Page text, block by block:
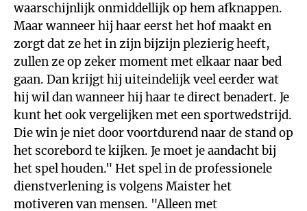
waarschijnlijk onmiddellijk op hem afknappen.
Maar wanneer hij haar eerst het hof maakt en
zorgt dat ze het in zijn bijzijn plezierig heeft,
zullen ze op zeker moment met elkaar naar bed
gaan. Dan krijgt hij uiteindelijk veel eerder wat
hij wil dan wanneer hij haar te direct benadert. Je
kunt het ook vergelijken met een sportwedstrijd.
Die win je niet door voortdurend naar de stand op
het scorebord te kijken. Je moet je aandacht bij
het spel houden." Het spel in de professionele
dienstverlening is volgens Maister het
motiveren van mensen. "Alleen met